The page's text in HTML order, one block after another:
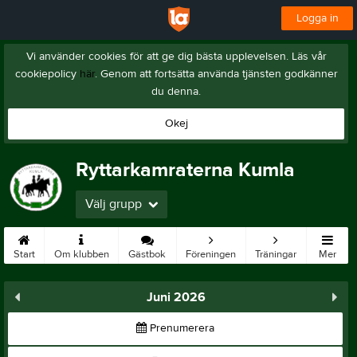
Logga in
Vi använder cookies för att ge dig bästa upplevelsen. Läs vår
cookiepolicy här. Genom att fortsätta använda tjänsten godkänner
du denna.
Okej
Ryttarkamraterna Kumla
Välj grupp
Start Om klubben Gästbok Föreningen Träningar Mer
Juni 2026
Prenumerera